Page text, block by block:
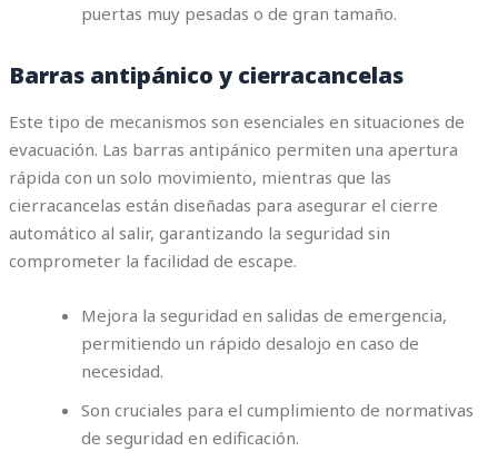
puertas muy pesadas o de gran tamaño.
Barras antipánico y cierracancelas
Este tipo de mecanismos son esenciales en situaciones de
evacuación. Las barras antipánico permiten una apertura
rápida con un solo movimiento, mientras que las
cierracancelas están diseñadas para asegurar el cierre
automático al salir, garantizando la seguridad sin
comprometer la facilidad de escape.
Mejora la seguridad en salidas de emergencia,
permitiendo un rápido desalojo en caso de
necesidad.
Son cruciales para el cumplimiento de normativas
de seguridad en edificación.